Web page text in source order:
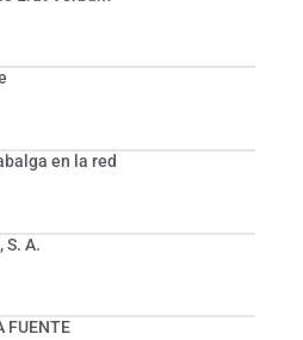
en la red
S. A.
FUENTE